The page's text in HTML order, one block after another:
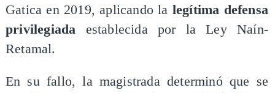
Gatica en 2019, aplicando la legítima defensa
privilegiada establecida por la Ley Naín-
Retamal.
En su fallo, la magistrada determinó que se